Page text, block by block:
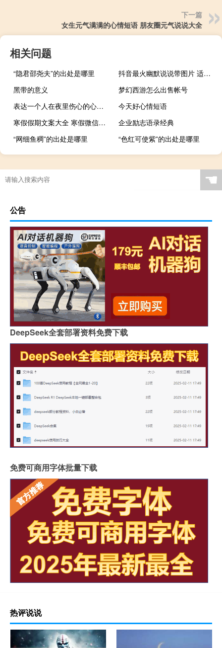
下一篇
女生元气满满的心情短语 朋友圈元气说说大全
相关问题
“隐君邵尧夫”的出处是哪里
抖音最火幽默说说带图片 适合发朋友圈超萌的皮句
黑带的意义
梦幻西游怎么出售帐号
表达一个人在夜里伤心的心情语录精选
今天好心情短语
寒假假期文案大全 寒假微信朋友圈说说带图片
企业励志语录经典
“网细鱼稠”的出处是哪里
“色红可使紫”的出处是哪里
☚
公告
DeepSeek全套部署资料免费下载
免费可商用字体批量下载
热评说说